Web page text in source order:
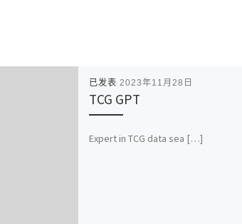
已发表 2023年11月28日
TCG GPT
Expert in TCG data sea […]